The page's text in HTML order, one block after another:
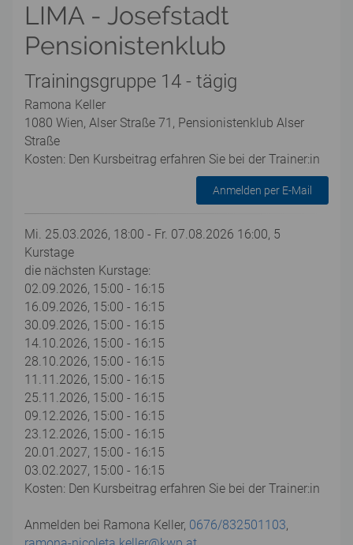
LIMA - Josefstadt
Pensionistenklub
Trainingsgruppe 14 - tägig
Ramona Keller
1080 Wien, Alser Straße 71, Pensionistenklub Alser
Straße
Kosten: Den Kursbeitrag erfahren Sie bei der Trainer:in
Anmelden per E-Mail
Mi. 25.03.2026, 18:00 - Fr. 07.08.2026 16:00, 5
Kurstage
die nächsten Kurstage:
02.09.2026, 15:00 - 16:15
16.09.2026, 15:00 - 16:15
30.09.2026, 15:00 - 16:15
14.10.2026, 15:00 - 16:15
28.10.2026, 15:00 - 16:15
11.11.2026, 15:00 - 16:15
25.11.2026, 15:00 - 16:15
09.12.2026, 15:00 - 16:15
23.12.2026, 15:00 - 16:15
20.01.2027, 15:00 - 16:15
03.02.2027, 15:00 - 16:15
Kosten: Den Kursbeitrag erfahren Sie bei der Trainer:in
Anmelden bei Ramona Keller, 0676/832501103,